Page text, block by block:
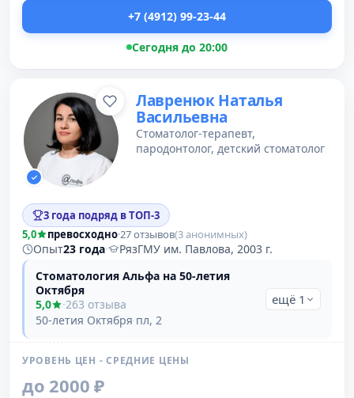
+7 (4912) 99-23-44
Сегодня до 20:00
Лавренюк Наталья
Васильевна
Стоматолог-терапевт,
пародонтолог, детский стоматолог
3 года подряд в ТОП-3
5,0
превосходно·27 отзывов(3 анонимных)
Опыт23 года·
РязГМУ им. Павлова, 2003 г.
Стоматология Альфа на 50-летия
Октября
5,0
·263 отзыва
50-летия Октября пл, 2
ещё 1
УРОВЕНЬ ЦЕН - СРЕДНИЕ ЦЕНЫ
до 2000 ₽